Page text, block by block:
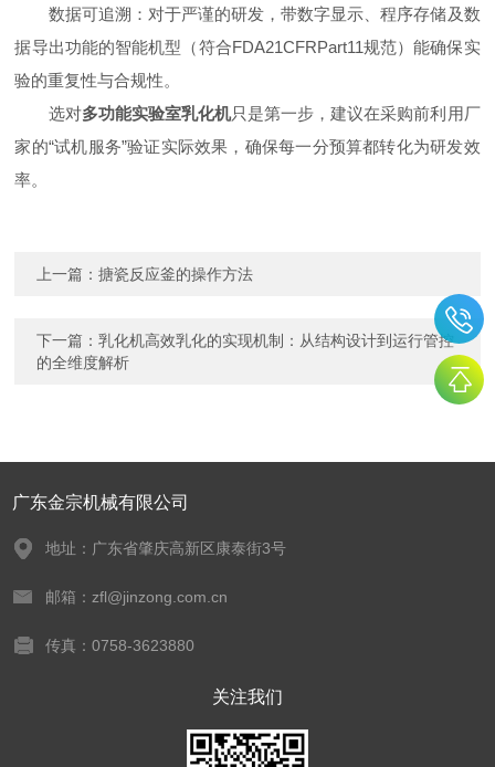
数据可追溯：对于严谨的研发，带数字显示、程序存储及数
据导出功能的智能机型（符合FDA21CFRPart11规范）能确保实
验的重复性与合规性。
选对多功能实验室乳化机只是第一步，建议在采购前利用厂
家的“试机服务”验证实际效果，确保每一分预算都转化为研发效
率。
上一篇：搪瓷反应釜的操作方法
下一篇：乳化机高效乳化的实现机制：从结构设计到运行管控
的全维度解析
广东金宗机械有限公司
地址：广东省肇庆高新区康泰街3号
邮箱：zfl@jinzong.com.cn
传真：0758-3623880
关注我们